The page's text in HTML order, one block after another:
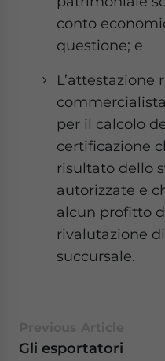
conto
questione; e
L’attestazione
per il calcolo
certificazione
risultato dello
autorizzate e
alcun profitto
rivalutazione
succursale.
Gli esportatori